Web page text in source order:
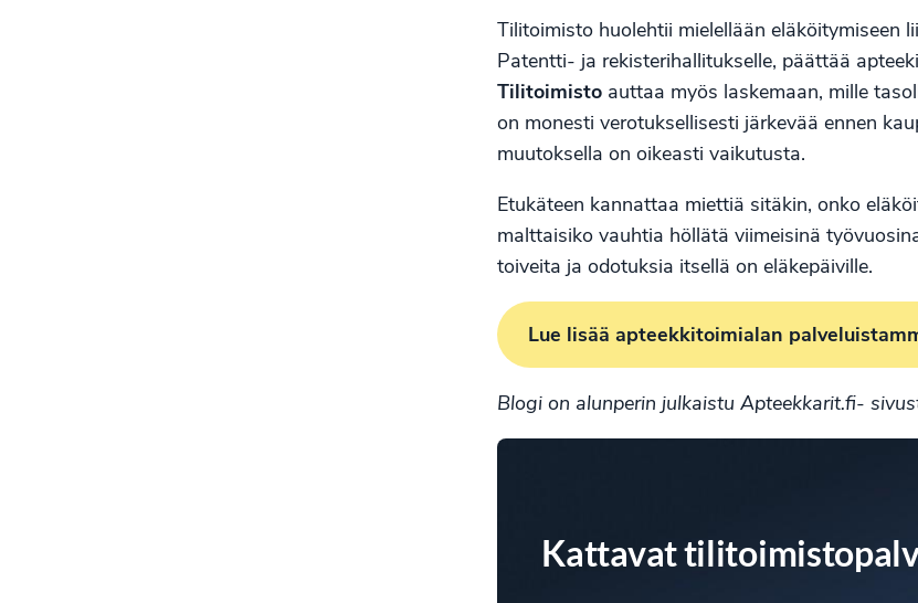
Tilitoimisto huolehtii mielellään eläköitymiseen
Patentti- ja rekisterihallitukselle, päättää
Tilitoimisto auttaa myös laskemaan, mille
on monesti verotuksellisesti järkevää ennen
muutoksella on oikeasti vaikutusta.
Etukäteen kannattaa miettiä sitäkin, onko
malttaisiko vauhtia höllätä viimeisinä
toiveita ja odotuksia itsellä on eläkepäiville.
Lue lisää apteekkitoimialan
Blogi on alunperin julkaistuApteekkarit.fi-
Kattavat